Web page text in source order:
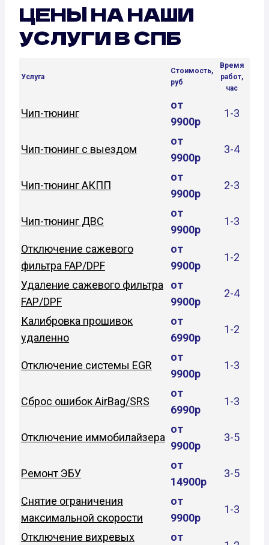
ЦЕНЫ НА НАШИ
УСЛУГИ В СПБ
Услуга
Стоимость,
руб
Время
работ,
час
Чип-тюнинг
от
9900р
1-3
Чип-тюнинг с выездом
от
9900р
3-4
Чип-тюнинг АКПП
от
9900р
2-3
Чип-тюнинг ДВС
от
9900р
1-3
Отключение сажевого
фильтра FAP/DPF
от
9900р
1-2
Удаление сажевого фильтра
FAP/DPF
от
9900р
2-4
Калибровка прошивок
удаленно
от
6990р
1-2
Отключение системы EGR
от
9900р
1-3
Сброс ошибок AirBag/SRS
от
6990р
1-3
Отключение иммобилайзера
от
9900р
3-5
Ремонт ЭБУ
от
14900р
3-5
Снятие ограничения
максимальной скорости
от
9900р
1-3
Отключение вихревых от